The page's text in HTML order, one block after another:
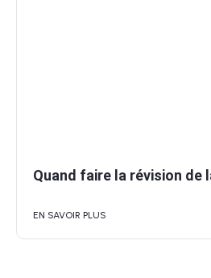
Quand faire la révision de
EN SAVOIR PLUS